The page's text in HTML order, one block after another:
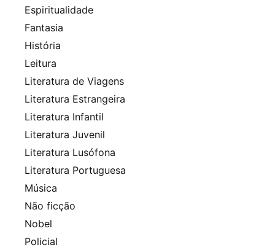
Espiritualidade
Fantasia
História
Leitura
Literatura de Viagens
Literatura Estrangeira
Literatura Infantil
Literatura Juvenil
Literatura Lusófona
Literatura Portuguesa
Música
Não ficção
Nobel
Policial